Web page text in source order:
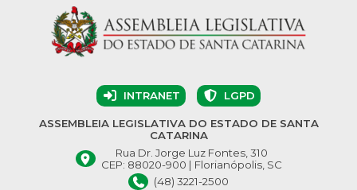
INTRANET LGPD
ASSEMBLEIA LEGISLATIVA DO ESTADO DE SANTA
CATARINA
Rua Dr. Jorge Luz Fontes, 310
CEP: 88020-900 | Florianópolis, SC
(48) 3221-2500